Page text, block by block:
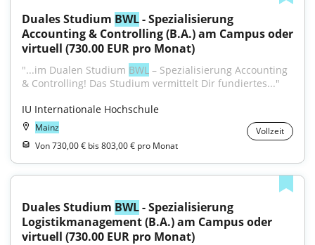
Duales Studium BWL - Spezialisierung
Accounting & Controlling (B.A.) am Campus oder
virtuell (730.00 EUR pro Monat)
"...im Dualen Studium BWL – Spezialisierung Accounting
& Controlling! Das Studium vermittelt Dir fundiertes..."
IU Internationale Hochschule
Mainz
Vollzeit
Von 730,00 € bis 803,00 € pro Monat
Duales Studium BWL - Spezialisierung
Logistikmanagement (B.A.) am Campus oder
virtuell (730.00 EUR pro Monat)